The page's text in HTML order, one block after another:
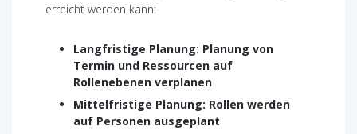
erreicht werden kann:
Langfristige Planung: Planung von
Termin und Ressourcen auf
Rollenebenen verplanen
Mittelfristige Planung: Rollen werden
auf Personen ausgeplant